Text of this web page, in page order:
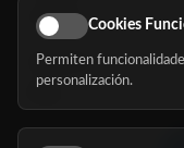
Eventos
Nosotros
Cookies
Permiten
personalización.